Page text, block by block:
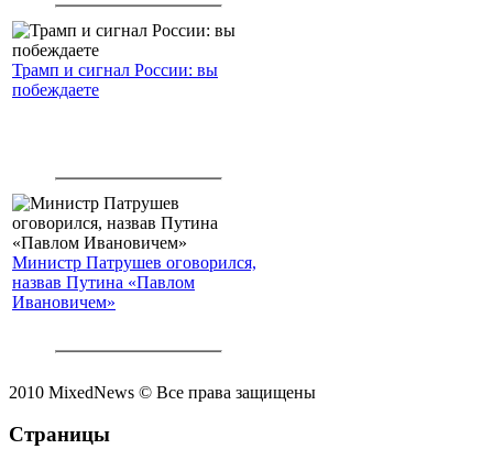
Трамп и сигнал России: вы
побеждаете
Министр Патрушев оговорился,
назвав Путина «Павлом
Ивановичем»
2010 MixedNews © Все права защищены
Страницы